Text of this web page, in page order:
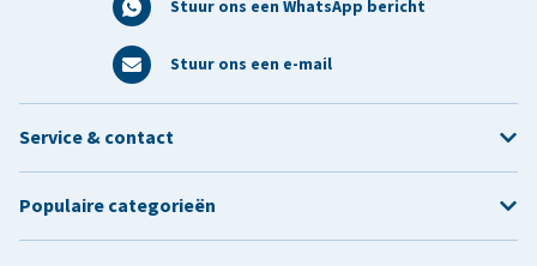
Stuur ons een WhatsApp bericht
Stuur ons een e-mail
Service & contact
Populaire categorieën